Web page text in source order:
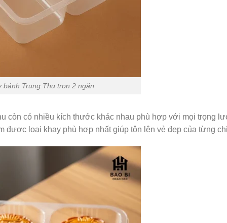
bánh Trung Thu trơn 2 ngăn
còn có nhiều kích thước khác nhau phù hợp với mọi trọng
được loại khay phù hợp nhất giúp tôn lên vẻ đẹp của từng